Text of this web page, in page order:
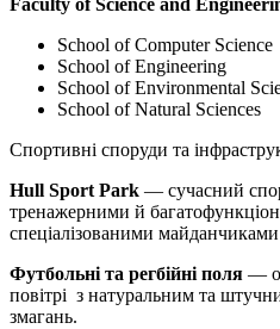
Faculty of Science and
School of Computer Science
School of Engineering
School of Environmental
School of Natural Sciences
Спортивні споруди та
Hull Sport Park — сучасний
тренажерними й
спеціалізованими майданчиками
Футбольні та регбійні поля —
повітрі з натуральним та
змагань.